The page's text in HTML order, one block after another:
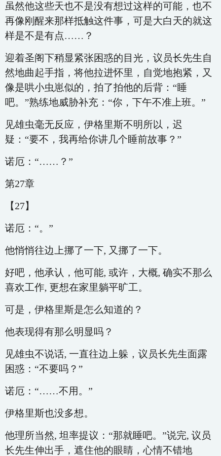
虽然他这些天也不是没有想过这样的可能，也不
再像刚醒来那样抵触这件事，可是大白天的就这
样是不是有点……？
迎着圣阁下稍显紧张困惑的目光，议员长先生自
然地曲起手指，将他拉进怀里，自觉地抱紧，又
像是哄小虫崽似的，拍了拍他的后背：“睡
吧。”熟练地威胁补充：“你，下午不准上班。”
见雄虫毫无反应，伊格里斯不明所以，迟
疑：“要不，我再给你讲几个睡前故事？”
诺厄：“……？”
第27章
【27】
诺厄：“。”
他悄悄往边上挪了一下, 又挪了一下。
好吧，他承认，他可能, 或许，大概, 确实不那么
喜欢工作, 更想在家里躺平旷工。
可是，伊格里斯是怎么知道的？
他表现得有那么明显吗？
见雄虫不说话, 一直往边上躲，议员长先生面露
困惑：“不要吗？”
诺厄：“……不用。”
伊格里斯也没多想。
他理所当然, 坦率提议：“那就睡吧。”说完, 议员
长先生伸出手，遮住他的眼睛，心情不错地